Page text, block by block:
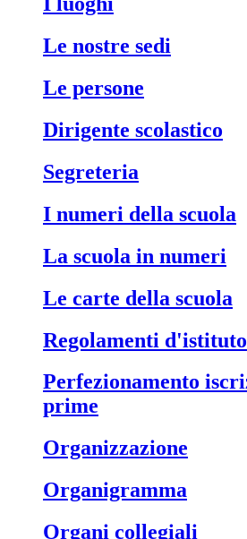
le nostre sedi
le persone
dirigente scolastico
segreteria
i numeri della scuola
la scuola in numeri
le carte della scuola
regolamenti d'istituto
perfezionamento iscrizioni classi
prime
organizzazione
organigramma
organi collegiali